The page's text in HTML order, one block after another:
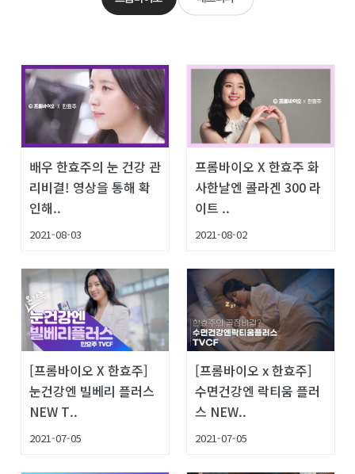
배우 한효주의 눈 건강 관
리비결! 영상을 통해 확
인해..
2021-08-03
프롬바이오 X 한효주 화
사한날엔 콜라겐 300 라
이트 ..
2021-08-02
[프롬바이오 X 한효주]
눈건강엔 빌베리 플러스
NEW T..
2021-07-05
[프롬바이오 x 한효주]
수면건강엔 락티움 플러
스 NEW..
2021-07-05